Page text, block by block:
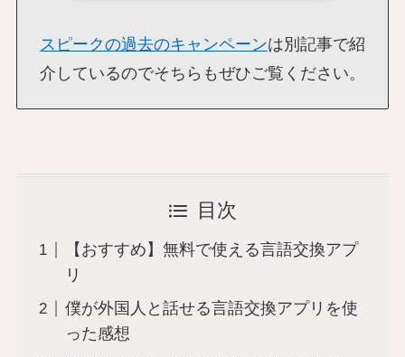
スピークの過去のキャンペーンは別記事で紹
介しているのでそちらもぜひご覧ください。
目次
【おすすめ】無料で使える言語交換アプ
リ
僕が外国人と話せる言語交換アプリを使
った感想